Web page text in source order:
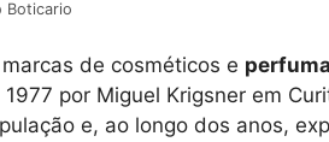
Boticario
de cosméticos e
por Miguel Krigsner em
e, ao longo dos anos,